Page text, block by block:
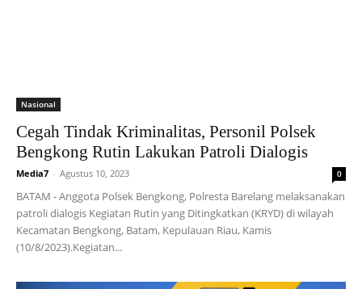
Nasional
Cegah Tindak Kriminalitas, Personil Polsek
Bengkong Rutin Lakukan Patroli Dialogis
Media7 - Agustus 10, 2023 0
BATAM - Anggota Polsek Bengkong, Polresta Barelang melaksanakan
patroli dialogis Kegiatan Rutin yang Ditingkatkan (KRYD) di wilayah
Kecamatan Bengkong, Batam, Kepulauan Riau, Kamis
(10/8/2023).Kegiatan...